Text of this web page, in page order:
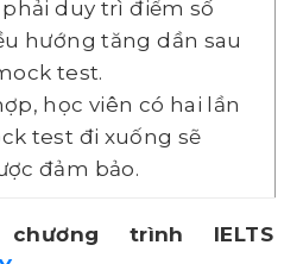
duy trì điểm số
hướng tăng dần sau
test.
học viên có hai lần
test đi xuống sẽ
đảm bảo.
trình IELTS